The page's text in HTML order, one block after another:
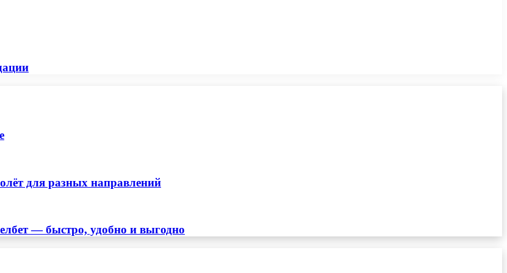
для разных направлений
— быстро, удобно и выгодно